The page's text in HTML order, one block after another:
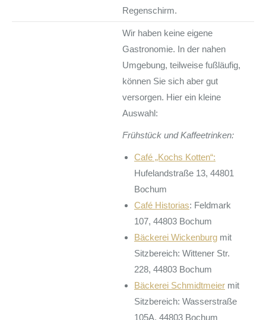
Regenschirm.
Wir haben keine eigene
Gastronomie. In der nahen
Umgebung, teilweise fußläufig,
können Sie sich aber gut
versorgen. Hier ein kleine
Auswahl:
Frühstück und Kaffeetrinken:
Café „Kochs Kotten“:
Hufelandstraße 13, 44801
Bochum
Café Historias: Feldmark
107, 44803 Bochum
Bäckerei Wickenburg mit
Sitzbereich: Wittener Str.
228, 44803 Bochum
Bäckerei Schmidtmeier mit
Sitzbereich: Wasserstraße
105A, 44803 Bochum